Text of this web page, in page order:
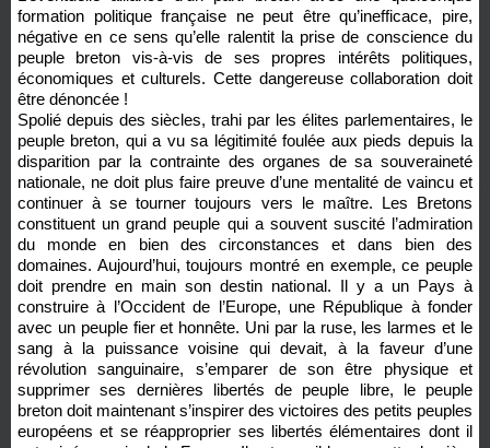
formation politique française ne peut être qu’inefficace, pire,
négative en ce sens qu’elle ralentit la prise de conscience du
peuple breton vis-à-vis de ses propres intérêts politiques,
économiques et culturels. Cette dangereuse collaboration doit
être dénoncée !
Spolié depuis des siècles, trahi par les élites parlementaires, le
peuple breton, qui a vu sa légitimité foulée aux pieds depuis la
disparition par la contrainte des organes de sa souveraineté
nationale, ne doit plus faire preuve d’une mentalité de vaincu et
continuer à se tourner toujours vers le maître. Les Bretons
constituent un grand peuple qui a souvent suscité l’admiration
du monde en bien des circonstances et dans bien des
domaines. Aujourd’hui, toujours montré en exemple, ce peuple
doit prendre en main son destin national. Il y a un Pays à
construire à l’Occident de l’Europe, une République à fonder
avec un peuple fier et honnête. Uni par la ruse, les larmes et le
sang à la puissance voisine qui devait, à la faveur d’une
révolution sanguinaire, s’emparer de son être physique et
supprimer ses dernières libertés de peuple libre, le peuple
breton doit maintenant s’inspirer des victoires des petits peuples
européens et se réapproprier ses libertés élémentaires dont il